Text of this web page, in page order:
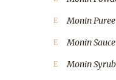
Monin Puree
Monin Sauce
Monin Syrub